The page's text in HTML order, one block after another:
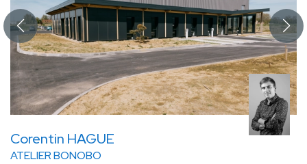
Corentin HAGUE
ATELIER BONOBO